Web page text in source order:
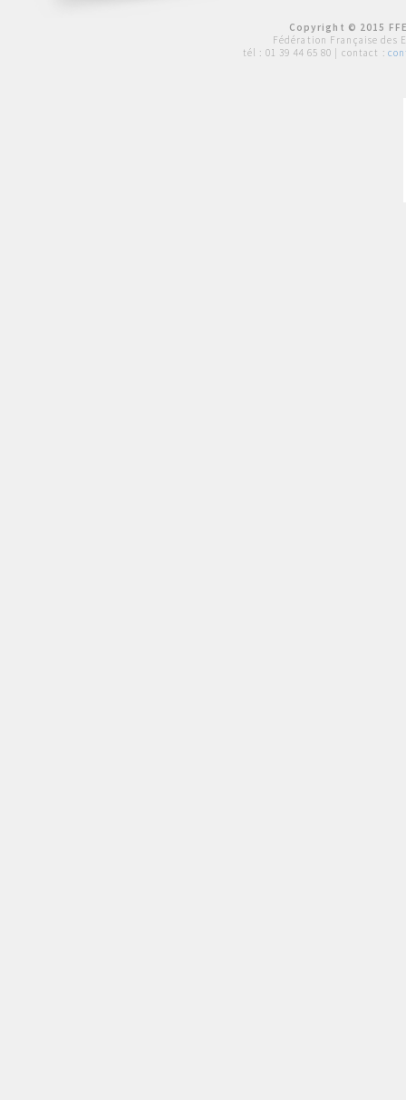
Copyright © 2015
Fédération Française des
tél : 01 39 44 65 80 | contact :